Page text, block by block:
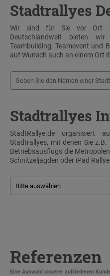
Stadtrallyes
Wir sind für Sie vor Ort -
Deutschlandweit bieten wir
Teambuilding, Teamevent und
auf Wunsch auch an einem Ort
Stadtrallyes
StadtRallye.de organisiert
Stadtrallyes, mit denen Sie
Betriebsausflugs die
Schnitzeljagden oder iPad
Referenzen
Eine Auswahl unserer zufriedenen